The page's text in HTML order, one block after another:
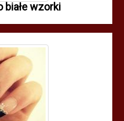
białe wzorki